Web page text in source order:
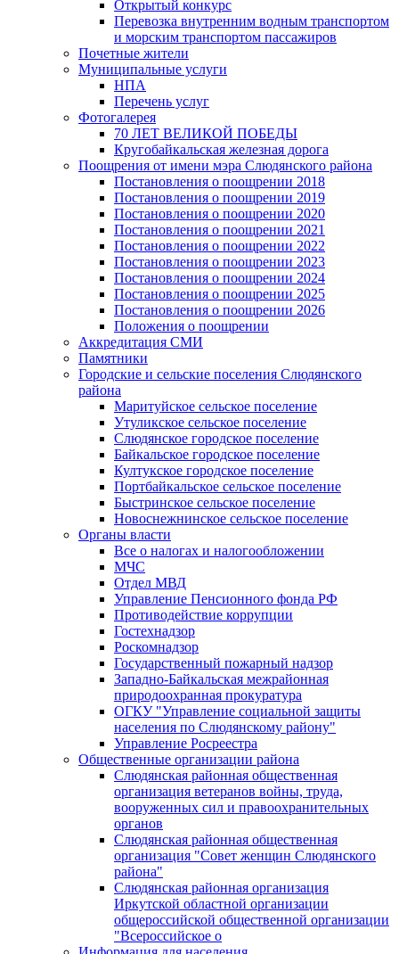
Открытый конкурс
Перевозка внутренним водным транспортом
и морским транспортом пассажиров
Почетные жители
Муниципальные услуги
НПА
Перечень услуг
Фотогалерея
70 ЛЕТ ВЕЛИКОЙ ПОБЕДЫ
Кругобайкальская железная дорога
Поощрения от имени мэра Слюдянского района
Постановления о поощрении 2018
Постановления о поощрении 2019
Постановления о поощрении 2020
Постановления о поощрении 2021
Постановления о поощрении 2022
Постановления о поощрении 2023
Постановления о поощрении 2024
Постановления о поощрении 2025
Постановления о поощрении 2026
Положения о поощрении
Аккредитация СМИ
Памятники
Городские и сельские поселения Слюдянского
района
Маритуйское сельское поселение
Утуликское сельское поселение
Слюдянское городское поселение
Байкальское городское поселение
Култукское городское поселение
Портбайкальское сельское поселение
Быстринское сельское поселение
Новоснежнинское сельское поселение
Органы власти
Все о налогах и налогообложении
МЧС
Отдел МВД
Управление Пенсионного фонда РФ
Противодействие коррупции
Гостехнадзор
Роскомнадзор
Государственный пожарный надзор
Западно-Байкальская межрайонная
природоохранная прокуратура
ОГКУ "Управление социальной защиты
населения по Слюдянскому району"
Управление Росреестра
Общественные организации района
Слюдянская районная общественная
организация ветеранов войны, труда,
вооруженных сил и правоохранительных
органов
Слюдянская районная общественная
организация "Совет женщин Слюдянского
района"
Слюдянская районная организация
Иркутской областной организации
общероссийской общественной организации
"Всероссийское о